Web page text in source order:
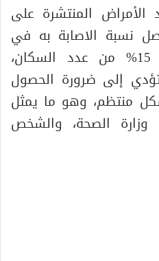
الأمراض المنتشرة على
نسبة الاصابة به في
الولايات المتحدة فقط 15% من عدد السكان،
تؤدي إلى ضرورة الحصول
منتظم، وهو ما يمثل
وزارة الصحة، والشخص